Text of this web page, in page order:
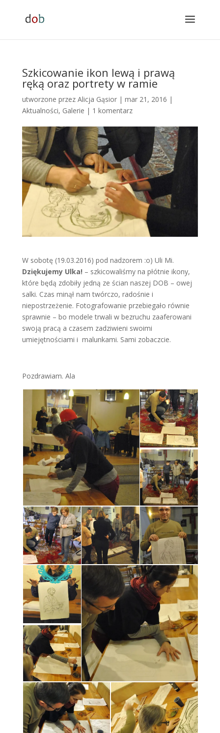
Szkicowanie ikon lewą i prawą
ręką oraz portrety w ramie
utworzone przez Alicja Gąsior| mar 21, 2016 |
Aktualności, Galerie | 1 komentarz
W sobotę (19.03.2016) pod nadzorem :o) Uli Mi.
Dziękujemy Ulka! – szkicowaliśmy na płótnie ikony,
które będą zdobiły jedną ze ścian naszej DOB – owej
salki. Czas minął nam twórczo, radośnie i
niepostrzeżenie. Fotografowanie przebiegało równie
sprawnie – bo modele trwali w bezruchu zaaferowani
swoją pracą a czasem zadziwieni swoimi
umiejętnościami i malunkami. Sami zobaczcie.
Pozdrawiam. Ala